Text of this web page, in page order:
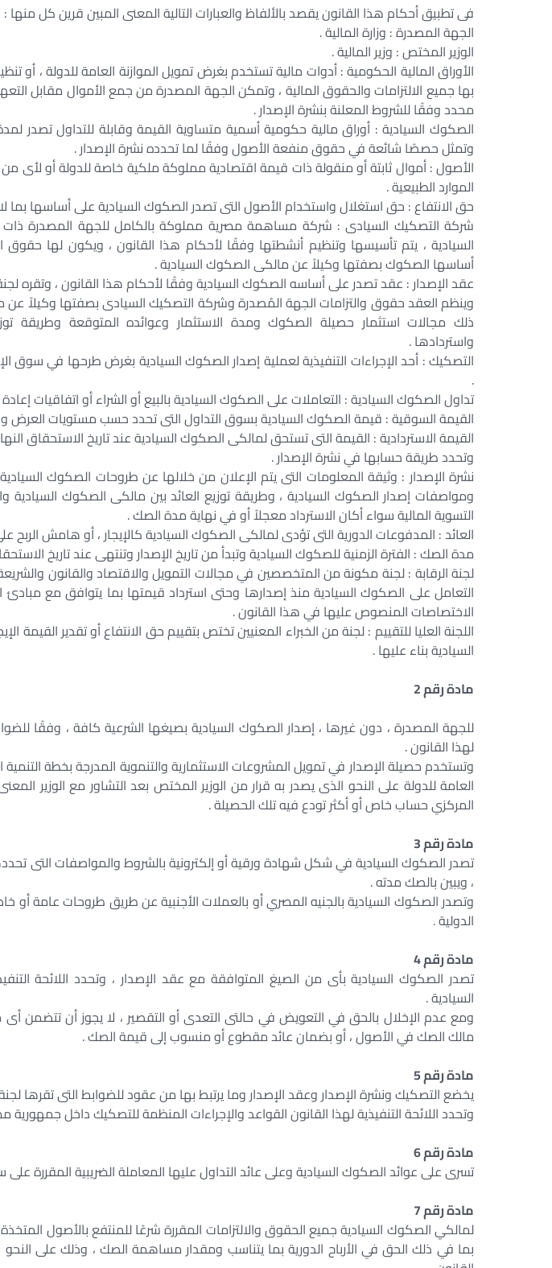
فى تطبيق أحكام هذا القانون يقصد بالألفاظ والعبارات التالية المعنى المبين قرين كل منها :
الجهة المصدرة : وزارة المالية .
الوزير المختص : وزير المالية .
الأوراق المالية الحكومية : أدوات مالية تستخدم بغرض تمويل الموازنة العامة للدولة ، أو
بها جميع الالتزامات والحقوق المالية ، وتمكن الجهة المصدرة من جمع الأموال مقابل
محدد وفقًا للشروط المعلنة بنشرة الإصدار .
الصكوك السيادية : أوراق مالية حكومية أسمية متساوية القيمة وقابلة للتداول تصدر
وتمثل حصصًا شائعة في حقوق منفعة الأصول وفقًا لما تحدده نشرة الإصدار .
الأصول : أموال ثابتة أو منقولة ذات قيمة اقتصادية مملوكة ملكية خاصة للدولة أو لأى من
الموارد الطبيعية .
حق الانتفاع : حق استغلال واستخدام الأصول التى تصدر الصكوك السيادية على أساسها بما
شركة التصكيك السيادى : شركة مساهمة مصرية مملوكة بالكامل للجهة المصدرة
السيادية ، يتم تأسيسها وتنظيم أنشطتها وفقًا لأحكام هذا القانون ، ويكون لها حقوق
أساسها الصكوك بصفتها وكيلاً عن مالكى الصكوك السيادية .
عقد الإصدار : عقد تصدر على أساسه الصكوك السيادية وفقًا لأحكام هذا القانون ، وتقره لجنة
وينظم العقد حقوق والتزامات الجهة المُصدرة وشركة التصكيك السيادى بصفتها وكيلاً
ذلك مجالات استثمار حصيلة الصكوك ومدة الاستثمار وعوائده المتوقعة وطريقة
واستردادها .
التصكيك : أحد الإجراءات التنفيذية لعملية إصدار الصكوك السيادية بغرض طرحها في سوق
.
تداول الصكوك السيادية : التعاملات على الصكوك السيادية بالبيع أو الشراء أو اتفاقيات
القيمة السوقية : قيمة الصكوك السيادية بسوق التداول التى تحدد حسب مستويات العرض
القيمة الاستردادية : القيمة التى تستحق لمالكى الصكوك السيادية عند تاريخ الاستحقاق
وتحدد طريقة حسابها في نشرة الإصدار .
نشرة الإصدار : وثيقة المعلومات التى يتم الإعلان من خلالها عن طروحات الصكوك
ومواصفات إصدار الصكوك السيادية ، وطريقة توزيع العائد بين مالكى الصكوك
التسوية المالية سواء أكان الاسترداد معجلاً أو في نهاية مدة الصك .
العائد : المدفوعات الدورية التى تؤدى لمالكى الصكوك السيادية كالإيجار ، أو هامش الربح
مدة الصك : الفترة الزمنية للصكوك السيادية وتبدأ من تاريخ الإصدار وتنتهى عند تاريخ
لجنة الرقابة : لجنة مكونة من المتخصصين في مجالات التمويل والاقتصاد والقانون
التعامل على الصكوك السيادية منذ إصدارها وحتى استرداد قيمتها بما يتوافق مع مبادئ
الاختصاصات المنصوص عليها في هذا القانون .
اللجنة العليا للتقييم : لجنة من الخبراء المعنيين تختص بتقييم حق الانتفاع أو تقدير القيمة
السيادية بناء عليها .
مادة رقم 2
للجهة المصدرة ، دون غيرها ، إصدار الصكوك السيادية بصيغها الشرعية كافة ، وفقًا
لهذا القانون .
وتستخدم حصيلة الإصدار في تمويل المشروعات الاستثمارية والتنموية المدرجة بخطة التنمية
العامة للدولة على النحو الذى يصدر به قرار من الوزير المختص بعد التشاور مع الوزير
المركزي حساب خاص أو أكثر تودع فيه تلك الحصيلة .
مادة رقم 3
تصدر الصكوك السيادية في شكل شهادة ورقية أو إلكترونية بالشروط والمواصفات التى تحددها
، ويبين بالصك مدته .
وتصدر الصكوك السيادية بالجنيه المصري أو بالعملات الأجنبية عن طريق طروحات عامة أو
الدولية .
مادة رقم 4
تصدر الصكوك السيادية بأى من الصيغ المتوافقة مع عقد الإصدار ، وتحدد اللائحة
السيادية .
ومع عدم الإخلال بالحق في التعويض في حالتى التعدى أو التقصير ، لا يجوز أن تتضمن
مالك الصك في الأصول ، أو بضمان عائد مقطوع أو منسوب إلى قيمة الصك .
مادة رقم 5
يخضع التصكيك ونشرة الإصدار وعقد الإصدار وما يرتبط بها من عقود للضوابط التى تقرها لجنة
وتحدد اللائحة التنفيذية لهذا القانون القواعد والإجراءات المنظمة للتصكيك داخل جمهورية
مادة رقم 6
تسرى على عوائد الصكوك السيادية وعلى عائد التداول عليها المعاملة الضريبية المقررة على
مادة رقم 7
لمالكي الصكوك السيادية جميع الحقوق والالتزامات المقررة شرعًا للمنتفع بالأصول
بما في ذلك الحق في الأرباح الدورية بما يتناسب ومقدار مساهمة الصك ، وذلك على النحو